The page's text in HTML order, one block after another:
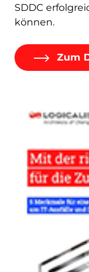
SDDC
können.
Zum